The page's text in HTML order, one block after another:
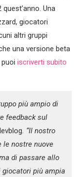
Una
giocatori
altri gruppi
una versione beta
iscriverti subito
più ampio di
feedback sul
. “Il nostro
le nostre nuove
di passare allo
più ampia